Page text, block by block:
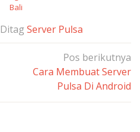
Bali
Ditag Server Pulsa
Pos berikutnya
Cara Membuat Server
Pulsa Di Android